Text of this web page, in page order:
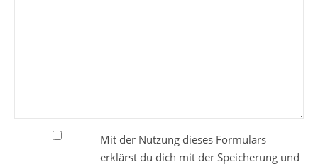
Mit der Nutzung dieses Formulars
erklärst du dich mit der Speicherung und